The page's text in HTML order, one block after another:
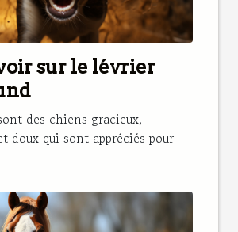
sur le lévrier
des chiens gracieux,
doux qui sont appréciés pour